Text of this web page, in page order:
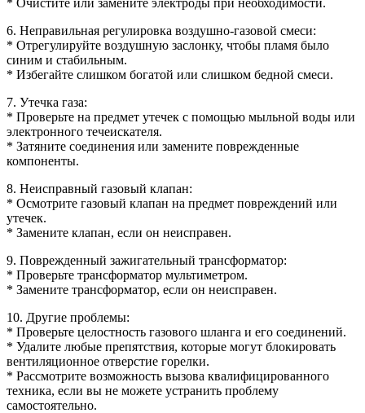
6. Неправильная регулировка воздушно-газовой смеси:
* Отрегулируйте воздушную заслонку, чтобы пламя было
синим и стабильным.
* Избегайте слишком богатой или слишком бедной смеси.
7. Утечка газа:
* Проверьте на предмет утечек с помощью мыльной воды или
электронного течеискателя.
* Затяните соединения или замените поврежденные
компоненты.
8. Неисправный газовый клапан:
* Осмотрите газовый клапан на предмет повреждений или
утечек.
* Замените клапан, если он неисправен.
9. Поврежденный зажигательный трансформатор:
* Проверьте трансформатор мультиметром.
* Замените трансформатор, если он неисправен.
10. Другие проблемы:
* Проверьте целостность газового шланга и его соединений.
* Удалите любые препятствия, которые могут блокировать
вентиляционное отверстие горелки.
* Рассмотрите возможность вызова квалифицированного
техника, если вы не можете устранить проблему
самостоятельно.